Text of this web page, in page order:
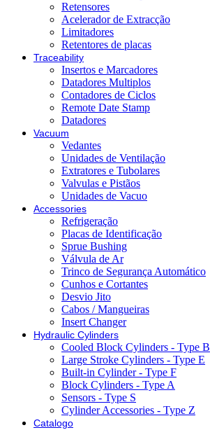
Retensores
Acelerador de Extracção
Limitadores
Retentores de placas
Traceability
Insertos e Marcadores
Datadores Multiplos
Contadores de Ciclos
Remote Date Stamp
Datadores
Vacuum
Vedantes
Unidades de Ventilação
Extratores e Tubolares
Valvulas e Pistãos
Unidades de Vacuo
Accessories
Refrigeração
Placas de Identificação
Sprue Bushing
Válvula de Ar
Trinco de Segurança Automático
Cunhos e Cortantes
Desvio Jito
Cabos / Mangueiras
Insert Changer
Hydraulic Cylinders
Cooled Block Cylinders - Type B
Large Stroke Cylinders - Type E
Built-in Cylinder - Type F
Block Cylinders - Type A
Sensors - Type S
Cylinder Accessories - Type Z
Catalogo